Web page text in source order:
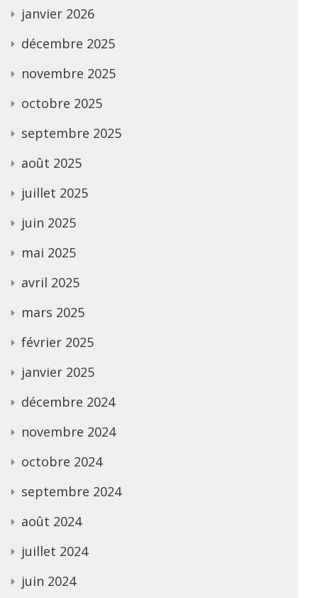
janvier 2026
décembre 2025
novembre 2025
octobre 2025
septembre 2025
août 2025
juillet 2025
juin 2025
mai 2025
avril 2025
mars 2025
février 2025
janvier 2025
décembre 2024
novembre 2024
octobre 2024
septembre 2024
août 2024
juillet 2024
juin 2024